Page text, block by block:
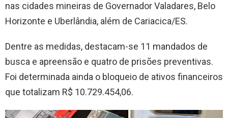
nas cidades mineiras de Governador Valadares, Belo
Horizonte e Uberlândia, além de Cariacica/ES.
Dentre as medidas, destacam-se 11 mandados de
busca e apreensão e quatro de prisões preventivas.
Foi determinada ainda o bloqueio de ativos financeiros
que totalizam R$ 10.729.454,06.